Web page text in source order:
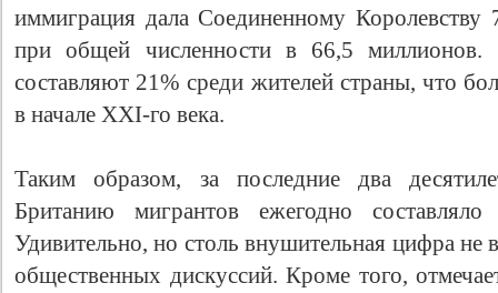
иммиграция дала Соединенному Королевству
при общей численности в 66,5 миллионов.
составляют 21% среди жителей страны, что
в начале XXI-го века.
Таким образом, за последние два
Британию мигрантов ежегодно
Удивительно, но столь внушительная цифра не
общественных дискуссий. Кроме того,